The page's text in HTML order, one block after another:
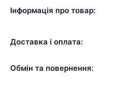
Інформація про товар:
Доставка і оплата:
Обмін та повернення: